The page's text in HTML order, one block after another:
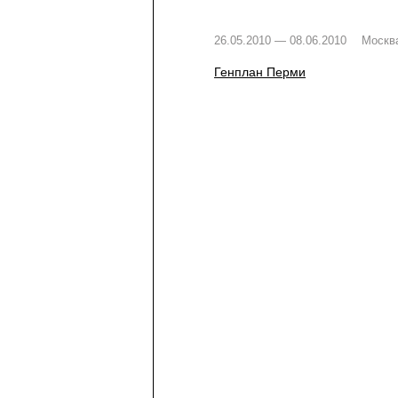
26.05.2010 — 08.06.2010
Генплан Перми